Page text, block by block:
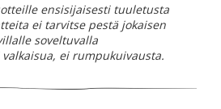
ensisijaisesti tuuletusta
ei tarvitse pestä jokaisen
soveltuvalla
valkaisua, ei rumpukuivausta.